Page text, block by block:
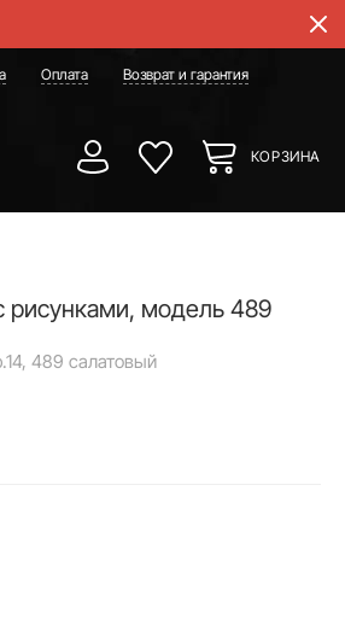
Оплата Возврат и гарантия
КОРЗИНА
рисунками, модель 489
489 салатовый